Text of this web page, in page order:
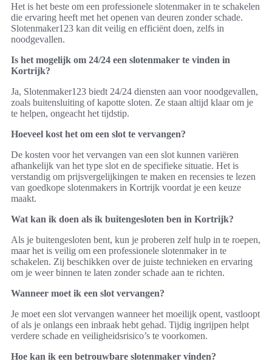
Het is het beste om een professionele slotenmaker in te schakelen
die ervaring heeft met het openen van deuren zonder schade.
Slotenmaker123 kan dit veilig en efficiënt doen, zelfs in
noodgevallen.
Is het mogelijk om 24/24 een slotenmaker te vinden in
Kortrijk?
Ja, Slotenmaker123 biedt 24/24 diensten aan voor noodgevallen,
zoals buitensluiting of kapotte sloten. Ze staan altijd klaar om je
te helpen, ongeacht het tijdstip.
Hoeveel kost het om een slot te vervangen?
De kosten voor het vervangen van een slot kunnen variëren
afhankelijk van het type slot en de specifieke situatie. Het is
verstandig om prijsvergelijkingen te maken en recensies te lezen
van goedkope slotenmakers in Kortrijk voordat je een keuze
maakt.
Wat kan ik doen als ik buitengesloten ben in Kortrijk?
Als je buitengesloten bent, kun je proberen zelf hulp in te roepen,
maar het is veilig om een professionele slotenmaker in te
schakelen. Zij beschikken over de juiste technieken en ervaring
om je weer binnen te laten zonder schade aan te richten.
Wanneer moet ik een slot vervangen?
Je moet een slot vervangen wanneer het moeilijk opent, vastloopt
of als je onlangs een inbraak hebt gehad. Tijdig ingrijpen helpt
verdere schade en veiligheidsrisico’s te voorkomen.
Hoe kan ik een betrouwbare slotenmaker vinden?